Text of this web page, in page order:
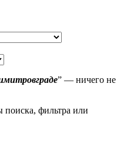
” — ничего не
поиска, фильтра или